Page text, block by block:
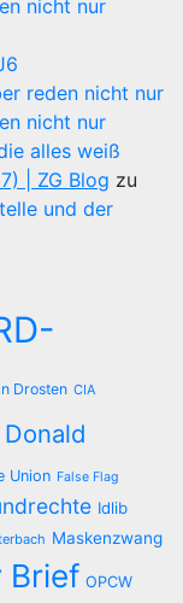
nicht nur
reden nicht nur
nicht nur
alles weiß
| ZG Blog zu
und der
Drosten CIA
Donald
Union False Flag
Idlib
Maskenzwang
Brief OPCW